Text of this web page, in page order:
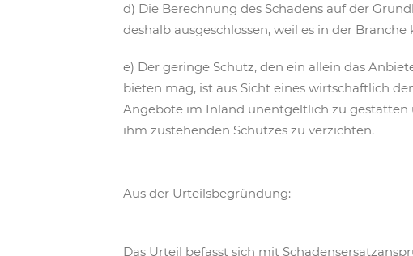
d) Die Berechnung des Schadens auf der
deshalb ausgeschlossen, weil es in der
e) Der geringe Schutz, den ein allein das
bieten mag, ist aus Sicht eines wirtschaftlich
Angebote im Inland unentgeltlich zu gestatten
ihm zustehenden Schutzes zu verzichten.
Aus der Urteilsbegründung:
Das Urteil befasst sich mit